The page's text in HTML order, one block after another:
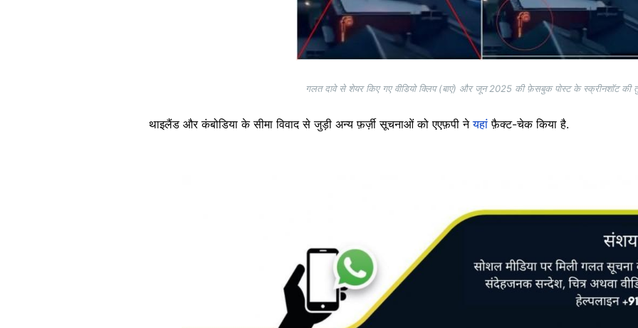
गलत दावे से शेयर किए गए वीडियो क्लिप (बाएं) और जून 2025 की फ़ेसबुक पोस्ट के स्क्रीनशॉट की
थाइलैंड और कंबोडिया के सीमा विवाद से जुड़ी अन्य फ़र्ज़ी सूचनाओं को एएफ़पी नेयहांफ़ैक्ट-चेक किया है.